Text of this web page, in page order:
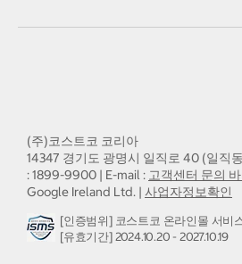
(주)코스트코 코리아
14347 경기도 광명시 일직로 40 (일직
: 1899-9900 | E-mail : 고객센터 문의
Google Ireland Ltd. | 사업자정보확인
[인증범위] 코스트코 온라인몰 서비
[유효기간] 2024.10.20 - 2027.10.19